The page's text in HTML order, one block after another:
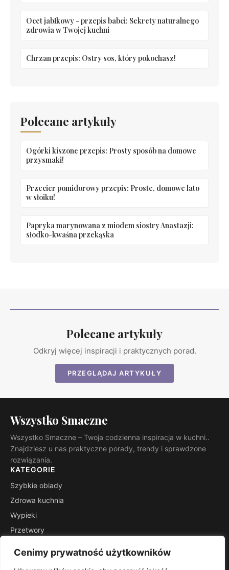
Cenimy prywatność użytkowników
Ocet jabłkowy - przepis babci: Sekrety naturalnego
zdrowia w Twojej kuchni
Chrzan przepis: Ostry sos, który pokochasz!
Polecane artykuły
Ogórki kiszone przepis: Prosty sposób na domowe
przysmaki!
Przecier pomidorowy przepis: Proste, domowe lato
w słoiku!
Papryka marynowana z miodem siostry Anastazji:
słodko-kwaśna przekąska
Polecane artykuły
Odkryj więcej inspiracji i praktycznych porad.
PRZEGLĄDAJ ARTYKUŁY
Wszystko Smaczne
Wszystko Smaczne – Twoja codzienna inspiracja w kuchni..
Znajdziesz u nas praktyczne porady, trendy i sprawdzone
rozwiązania.
KATEGORIE
Szybkie obiady
Zdrowa kuchnia
Wypieki
Przetwory
Porady mistrza